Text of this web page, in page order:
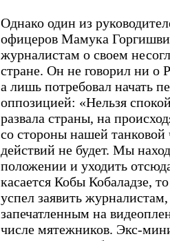
Однако один из
офицеров Мамука
журналистам о своем
стране. Он не говорил ни
а лишь потребовал начать
оппозицией: «Нельзя
развала страны, на
со стороны нашей танковой
действий не будет. Мы
положении и уходить
касается Кобы Кобаладзе,
успел заявить
запечатленным на
числе мятежников. Экс-